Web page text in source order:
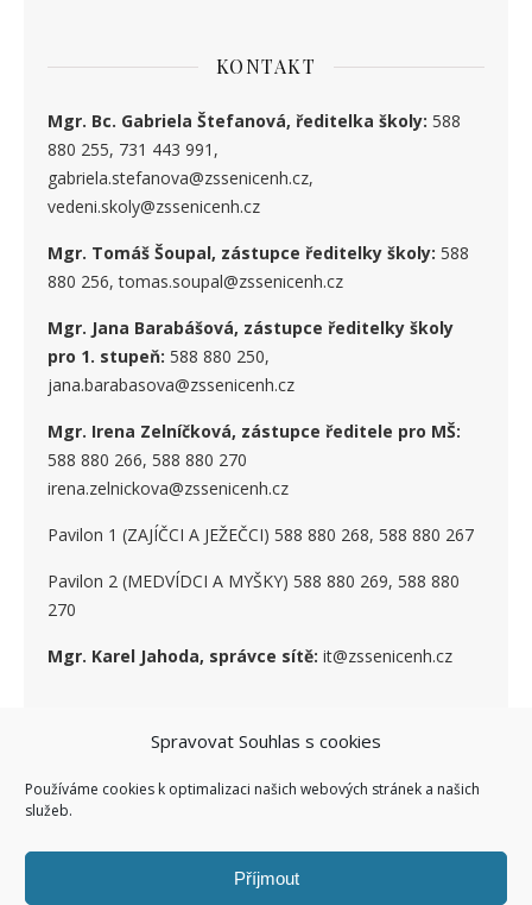
Spravovat Souhlas s cookies
Používáme cookies k optimalizaci našich webových stránek a našich
služeb.
Příjmout
KONTAKT
Mgr. Bc. Gabriela Štefanová, ředitelka školy: 588
880 255, 731 443 991,
gabriela.stefanova@zssenicenh.cz,
vedeni.skoly@zssenicenh.cz
Mgr. Tomáš Šoupal, zástupce ředitelky školy: 588
880 256, tomas.soupal@zssenicenh.cz
Mgr. Jana Barabášová, zástupce ředitelky školy
pro 1. stupeň: 588 880 250,
jana.barabasova@zssenicenh.cz
Mgr. Irena Zelníčková, zástupce ředitele pro MŠ:
588 880 266, 588 880 270
irena.zelnickova@zssenicenh.cz
Pavilon 1 (ZAJÍČCI A JEŽEČCI) 588 880 268, 588 880 267
Pavilon 2 (MEDVÍDCI A MYŠKY) 588 880 269, 588 880
270
Mgr. Karel Jahoda, správce sítě: it@zssenicenh.cz
SOCIÁLNÍ SÍTĚ